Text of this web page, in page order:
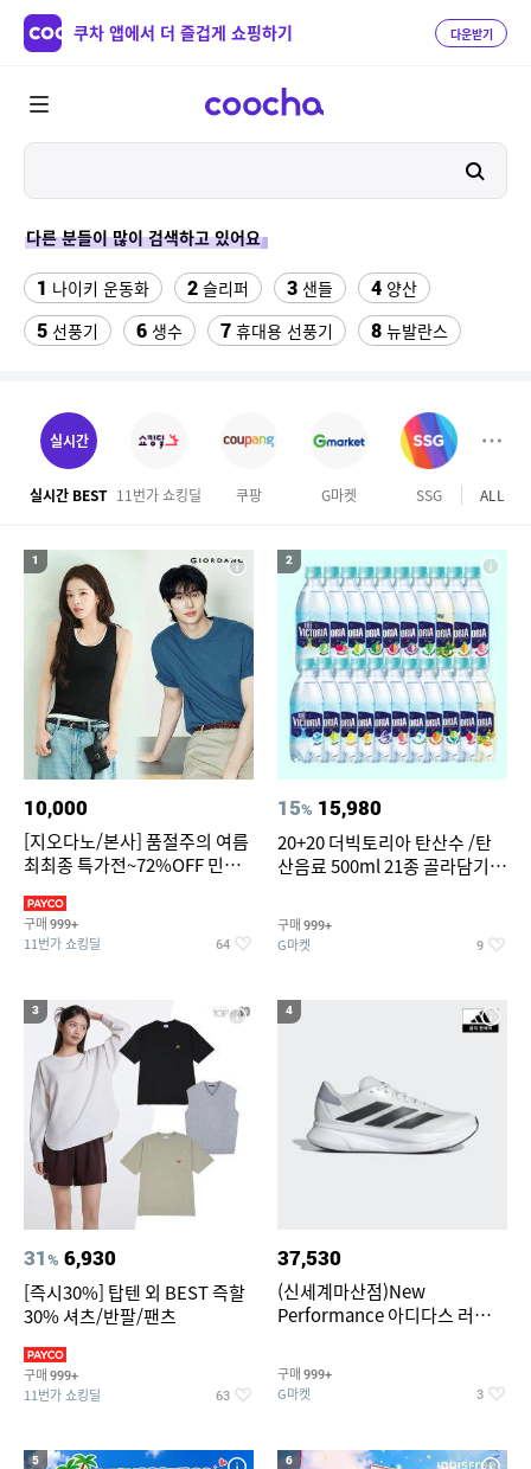
쿠차 앱에서 더 즐겁게 쇼핑하기 다운받기
다른 분들이 많이 검색하고 있어요
1 나이키 운동화 2 슬리퍼 3 샌들 4 양산
5 선풍기 6 생수 7 휴대용 선풍기 8 뉴발란스
11 여자라인 댄스복롱스커트 가정용 인형뽑기기계
13 이사 박스
15 razer마우스 16 오랄비 어린이 전동칫솔모 리필
대나무돗자리 전기롤
자동차 온풍기 차량용 히터 24V 12V 미니 난방기
20 댄스복 상의
ALL
실시간
실시간 BEST 11번가 쇼킹딜 쿠팡 G마켓 SSG 하이
1
10,000
[지오다노/본사] 품절주의 여름
최최종 특가전~72%OFF 민소
구매 999+
11번가 쇼킹딜 64
2
15% 15,980
20+20 더빅토리아 탄산수 /탄
산음료 500ml 21종 골라담기
구매 999+
G마켓 9
3
31% 6,930
[즉시30%] 탑텐 외 BEST 즉할
30% 셔츠/반팔/팬츠
구매 999+
11번가 쇼킹딜 63
4
37,530
(신세계마산점)New
Performance 아디다스 러닝화
구매 999+
G마켓 3
5 6